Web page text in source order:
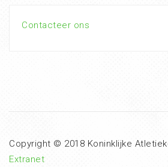
Contacteer ons
Copyright © 2018 Koninklijke
Extranet